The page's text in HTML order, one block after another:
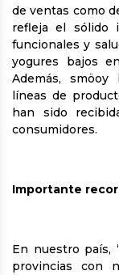
de ventas como
refleja el sólido
funcionales y
yogures bajos
Además,
líneas de
han sido
consumidores.
Importante
En nuestro país,
provincias con